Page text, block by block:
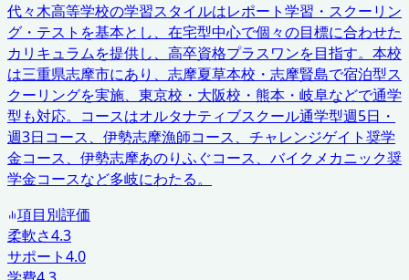
代々木高等学校の学習スタイルはレポート学習・スクーリン
グ・テストを基本とし、在宅型中心で個々の目標に合わせた
カリキュラムを提供し、高卒資格プラスワンを目指す。本校
は三重県志摩市にあり、志摩夏草本校・志摩賢島で宿泊型ス
クーリングを実施、東京校・大阪校・熊本・岐阜などで通学
型も対応。コースはオルタナティブスクール通学型週5日・
週3日コース、伊勢志摩漁師コース、チャレンジゲイト奨学
金コース、伊勢志摩あのりふぐコース、バイクメカニック奨
学金コースなど多岐にわたる。
項目別評価
柔軟さ4.3
サポート4.0